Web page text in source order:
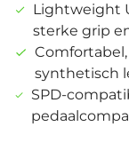
Lightweight
sterke grip
synthetisch